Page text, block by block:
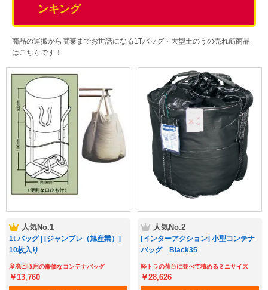
（注文番号からご注文）
ログアウト
Myページ 見積書 お気に入り
ンキング
商品の運搬から廃棄までお世話になる1Tバッグ・大型土のうの売れ筋商品
はこちらです！
人気No.1
1t バッグ | [ジャンブレ（旭産業）]
10枚入り
産廃回収用の廉価なコンテナバッグ
￥13,760
人気No.2
[インターアクション] 小型コンテナ
バッグ Black35
軽トラの荷台に並べて積めるミニサイズ
￥28,626